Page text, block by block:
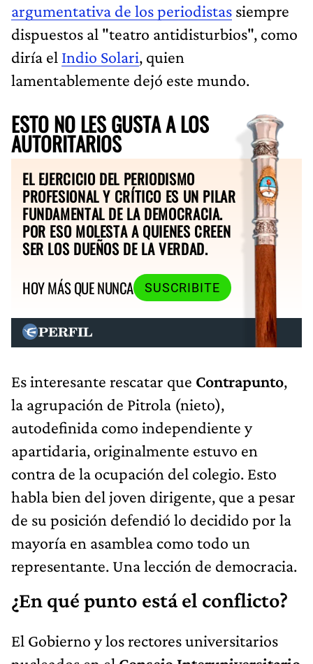
argumentativa de los periodistas siempre
dispuestos al "teatro antidisturbios", como
diría el Indio Solari, quien
lamentablemente dejó este mundo.
ESTO NO LES GUSTA A LOS
AUTORITARIOS
EL EJERCICIO DEL PERIODISMO
PROFESIONAL Y CRÍTICO ES UN PILAR
FUNDAMENTAL DE LA DEMOCRACIA.
POR ESO MOLESTA A QUIENES CREEN
SER LOS DUEÑOS DE LA VERDAD.
HOY MÁS QUE NUNCA
SUSCRIBITE
Es interesante rescatar que Contrapunto,
la agrupación de Pitrola (nieto),
autodefinida como independiente y
apartidaria, originalmente estuvo en
contra de la ocupación del colegio. Esto
habla bien del joven dirigente, que a pesar
de su posición defendió lo decidido por la
mayoría en asamblea como todo un
representante. Una lección de democracia.
¿En qué punto está el conflicto?
El Gobierno y los rectores universitarios